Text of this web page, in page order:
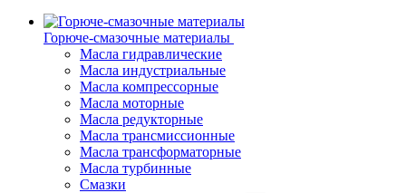
Горюче-смазочные материалы
Масла гидравлические
Масла индустриальные
Масла компрессорные
Масла моторные
Масла редукторные
Масла трансмиссионные
Масла трансформаторные
Масла турбинные
Смазки